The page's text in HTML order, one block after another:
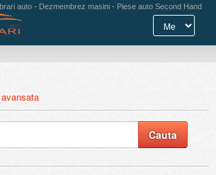
auto - Dezmembrez masini - Piese auto Second Hand